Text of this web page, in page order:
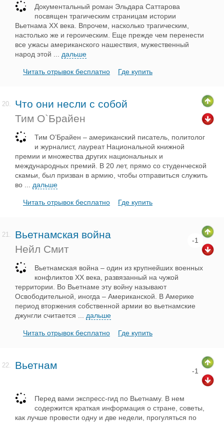
Документальный роман Эльдара Саттарова
посвящен трагическим страницам истории
Вьетнама XX века. Впрочем, насколько трагическим,
настолько же и героическим. Еще прежде чем перенести
все ужасы американского нашествия, мужественный
народ этой
дальше
Читать отрывок бесплатно Где купить
20.
Что они несли с собой
Тим О`Брайен
Тим О’Брайен – американский писатель, политолог
и журналист, лауреат Национальной книжной
премии и множества других национальных и
международных премий. В 20 лет, прямо со студенческой
скамьи, был призван в армию, чтобы отправиться служить
во
дальше
Читать отрывок бесплатно Где купить
21.
Вьетнамская война
Нейл Смит
-1
Вьетнамская война – один из крупнейших военных
конфликтов XX века, развязанный на чужой
территории. Во Вьетнаме эту войну называют
Освободительной, иногда – Американской. В Америке
период вторжения собственной армии во вьетнамские
джунгли считается
дальше
Читать отрывок бесплатно Где купить
22. Вьетнам -1
Перед вами экспресс-гид по Вьетнаму. В нем
содержится краткая информация о стране, советы,
как лучше провести одну и две недели, прогуляться по